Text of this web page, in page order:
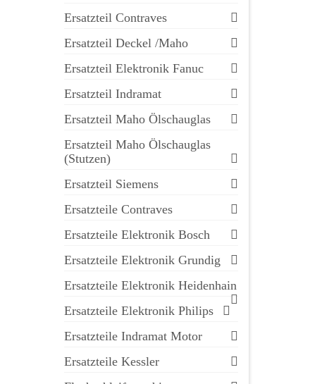
Ersatzteil Contraves
Ersatzteil Deckel /Maho
Ersatzteil Elektronik Fanuc
Ersatzteil Indramat
Ersatzteil Maho Ölschauglas
Ersatzteil Maho Ölschauglas
(Stutzen)
Ersatzteil Siemens
Ersatzteile Contraves
Ersatzteile Elektronik Bosch
Ersatzteile Elektronik Grundig
Ersatzteile Elektronik Heidenhain
Ersatzteile Elektronik Philips
Ersatzteile Indramat Motor
Ersatzteile Kessler